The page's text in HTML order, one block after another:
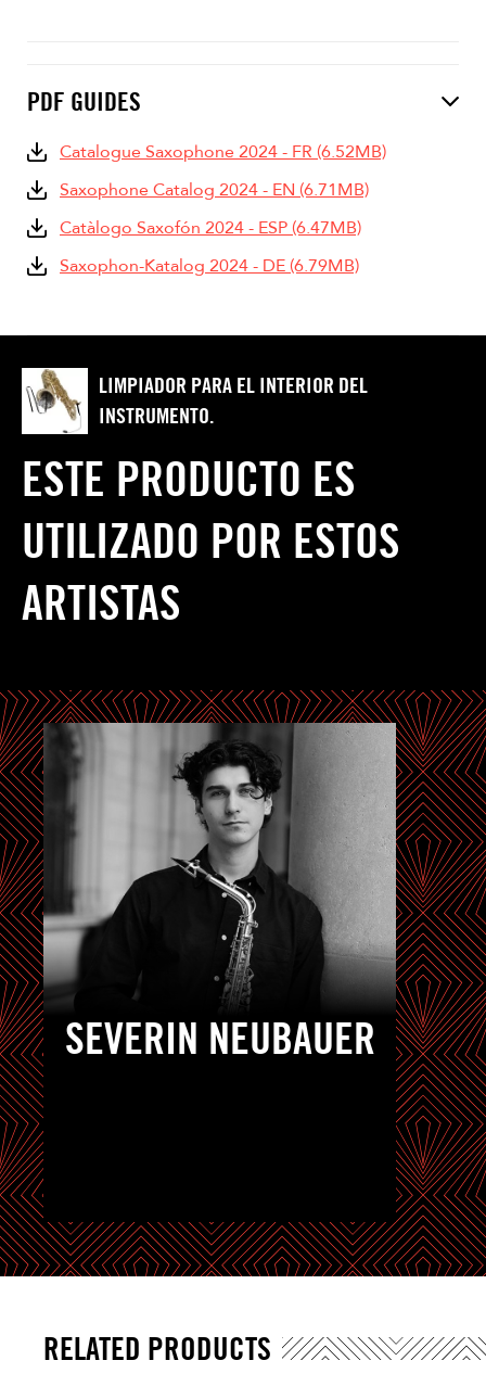
PDF GUIDES
Catalogue Saxophone 2024 - FR (6.52MB)
Saxophone Catalog 2024 - EN (6.71MB)
Catàlogo Saxofón 2024 - ESP (6.47MB)
Saxophon-Katalog 2024 - DE (6.79MB)
LIMPIADOR PARA EL INTERIOR DEL
INSTRUMENTO.
ESTE PRODUCTO ES
UTILIZADO POR ESTOS
ARTISTAS
SEVERIN NEUBAUER
RELATED PRODUCTS